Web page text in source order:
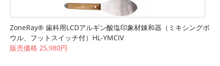
ZoneRay® 歯科用LCDアルギン酸塩印象材錬和器（ミキシングボ
ウル、フットスイッチ付）HL-YMCIV
販売価格 25,980円